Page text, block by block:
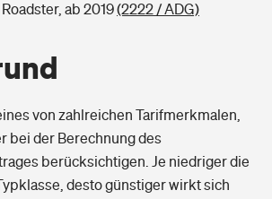
ab 2019(2222 / ADG)
von zahlreichen Tarifmerkmalen,
bei der Berechnung des
berücksichtigen. Je niedriger die
desto günstiger wirkt sich